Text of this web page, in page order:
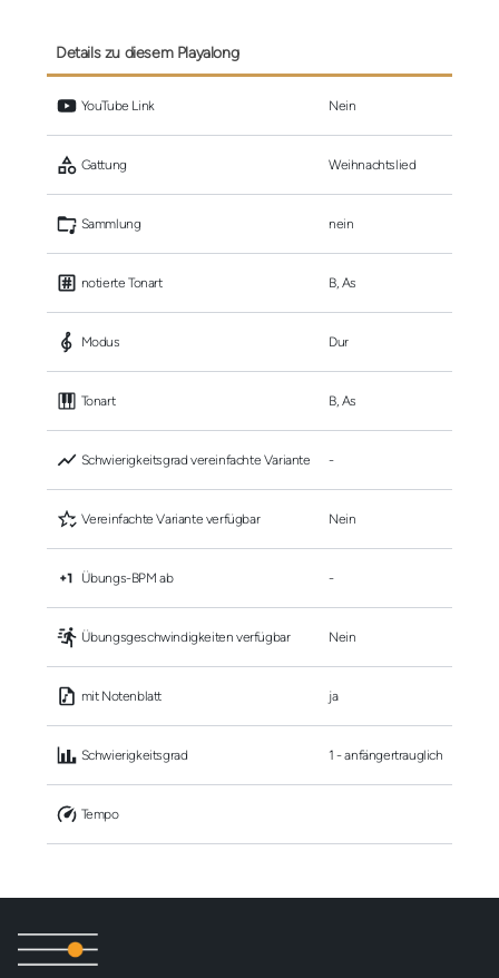
Details zu diesem Playalong
YouTube Link Nein
Gattung Weihnachtslied
Sammlung nein
notierte Tonart B, As
Modus Dur
Tonart B, As
Schwierigkeitsgrad vereinfachte Variante -
Vereinfachte Variante verfügbar Nein
Übungs-BPM ab -
Übungsgeschwindigkeiten verfügbar Nein
mit Notenblatt ja
Schwierigkeitsgrad 1 - anfängertrauglich
Tempo